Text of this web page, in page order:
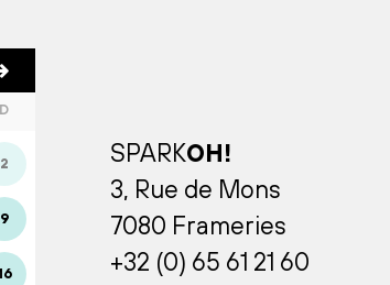
D
2
9
SPARKOH!
3, Rue de Mons
7080 Frameries
+32 (0) 65 61 21 60